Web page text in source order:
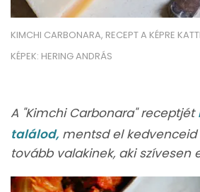
KIMCHI CARBONARA, RECEPT A KÉPRE
KÉPEK: HERING ANDRÁS
A "Kimchi Carbonara" receptjét
találod,mentsd el kedvenceid
tovább valakinek, aki szívesen